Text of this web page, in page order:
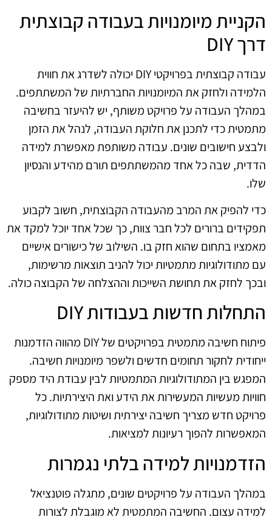
הקניית מיומנויות בעבודה קבוצתית
דרך DIY
עבודה קבוצתית בפרויקטי DIY יכולה לשדרג את חווית
הלמידה ולחזק את המיומנויות החברתיות של המשתתפים.
במהלך העבודה על פרויקט משותף, יש להיעזר בחשיבה
מתמטית כדי לתכנן את חלוקת העבודה, לנהל את הזמן
ולבצע חישובים שונים. עבודה משותפת מאפשרת למידה
הדדית, שבה כל אחד מהמשתתפים תורם מהידע והנסיון
שלו.
כדי להפיק את המרב מהעבודה הקבוצתית, חשוב לקבוע
תפקידים ברורים לכל חבר צוות, כך שכל אחד יוכל למקד את
מאמציו בתחום שהוא חזק בו. השילוב של כישורים אישיים
עם מתודולוגיות מתמטיות יכול להניב תוצאות מרשימות,
ובכך לחזק את תחושת השייכות וההצלחה של הקבוצה כולה.
התחלות חדשות בעבודות DIY
פיתוח חשיבה מתמטית בפרויקטים של DIY מהווה הזדמנות
ייחודית לחקור תחומים חדשים ולשפר מיומנויות חשיבה.
המפגש בין המתודולוגיות המתמטיות לבין עבודת היד מספק
חוויות מעשיות המעשירות את הידע ואת היצירתיות. כל
פרויקט חדש מצריך חשיבה יצירתית ושיטות מתודולוגיות,
המאפשרות להפוך רעיונות למציאות.
הזדמנויות למידה בלתי נגמרות
במהלך העבודה על פרויקטים שונים, מתגלה פוטנציאל
למידה עצום. החשיבה המתמטית לא מוגבלת לצורות